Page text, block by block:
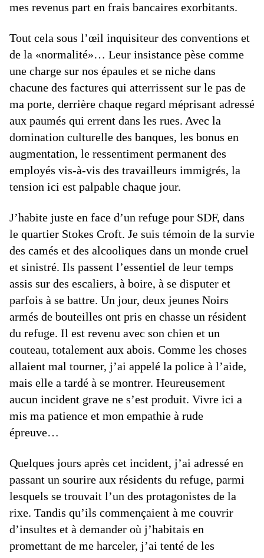
mes revenus part en frais bancaires exorbitants.
Tout cela sous l’œil inquisiteur des conventions et
de la «normalité»… Leur insistance pèse comme
une charge sur nos épaules et se niche dans
chacune des factures qui atterrissent sur le pas de
ma porte, derrière chaque regard méprisant adressé
aux paumés qui errent dans les rues. Avec la
domination culturelle des banques, les bonus en
augmentation, le ressentiment permanent des
employés vis-à-vis des travailleurs immigrés, la
tension ici est palpable chaque jour.
J’habite juste en face d’un refuge pour SDF, dans
le quartier Stokes Croft. Je suis témoin de la survie
des camés et des alcooliques dans un monde cruel
et sinistré. Ils passent l’essentiel de leur temps
assis sur des escaliers, à boire, à se disputer et
parfois à se battre. Un jour, deux jeunes Noirs
armés de bouteilles ont pris en chasse un résident
du refuge. Il est revenu avec son chien et un
couteau, totalement aux abois. Comme les choses
allaient mal tourner, j’ai appelé la police à l’aide,
mais elle a tardé à se montrer. Heureusement
aucun incident grave ne s’est produit. Vivre ici a
mis ma patience et mon empathie à rude
épreuve…
Quelques jours après cet incident, j’ai adressé en
passant un sourire aux résidents du refuge, parmi
lesquels se trouvait l’un des protagonistes de la
rixe. Tandis qu’ils commençaient à me couvrir
d’insultes et à demander où j’habitais en
promettant de me harceler, j’ai tenté de les